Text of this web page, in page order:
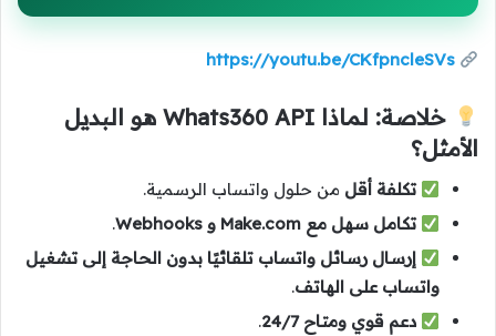
https://youtu.be/CKfpncleSVs
خلاصة: لماذا Whats360 API هو البديل
الأمثل؟
تكلفة أقل من حلول واتساب الرسمية.
تكامل سهل مع Make.com و Webhooks
.
إرسال رسائل واتساب تلقائيًا بدون الحاجة إلى تشغيل
واتساب على الهاتف.
دعم قوي ومتاح 24/7
.